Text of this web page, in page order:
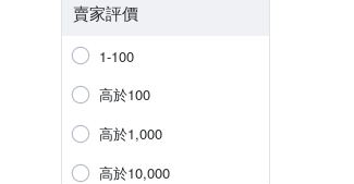
賣家評價
1-100
高於100
高於1,000
高於10,000